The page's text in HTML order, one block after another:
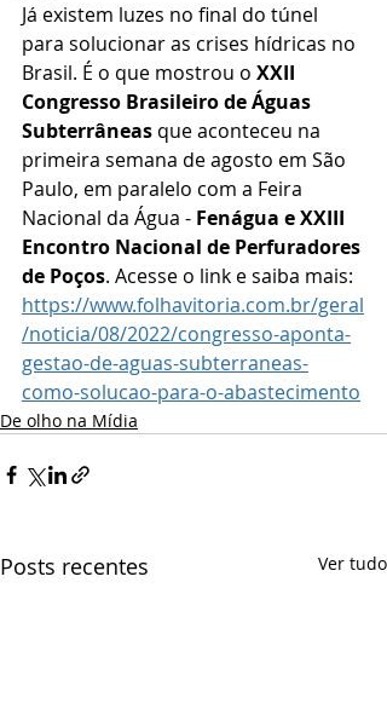
Já existem luzes no final do túnel
para solucionar as crises hídricas no
Brasil. É o que mostrou o XXII
Congresso Brasileiro de Águas
Subterrâneas que aconteceu na
primeira semana de agosto em São
Paulo, em paralelo com a Feira
Nacional da Água - Fenágua e XXIII
Encontro Nacional de Perfuradores
de Poços. Acesse o link e saiba mais:
https://www.folhavitoria.com.br/geral
/noticia/08/2022/congresso-aponta-
gestao-de-aguas-subterraneas-
como-solucao-para-o-abastecimento
De olho na Mídia
Posts recentes Ver tudo